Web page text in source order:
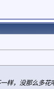
样，没那么多